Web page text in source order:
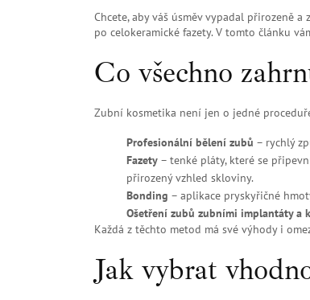
Chcete, aby váš úsměv vypadal přirozeně
po celokeramické fazety. V tomto článku
Co všechno
Zubní kosmetika není jen o jedné
Profesionální bělení zubů – rychlý
Fazety – tenké pláty, které se
přirozený vzhled skloviny.
Bonding – aplikace pryskyřičné
Ošetření zubů zubními implantáty a
Každá z těchto metod má své výhody i
Jak vybrat